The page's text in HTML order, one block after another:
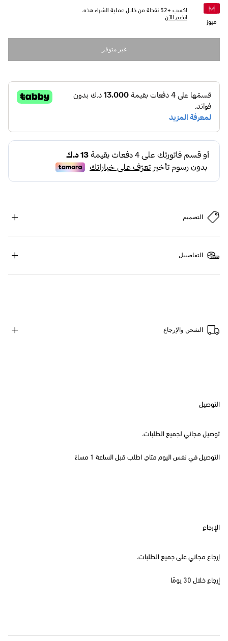
ميوز
اكسب +52 نقطة من خلال عملية الشراء هذه.
انضم الآن
غير متوفر
التصميم
التفاصييل
الشحن والإرجاع
التوصيل
توصيل مجاني لجميع الطلبات.
التوصيل في نفس اليوم متاح. اطلب قبل الساعة 1 مساءً
الإرجاع
إرجاع مجاني على جميع الطلبات.
إرجاع خلال 30 يومًا